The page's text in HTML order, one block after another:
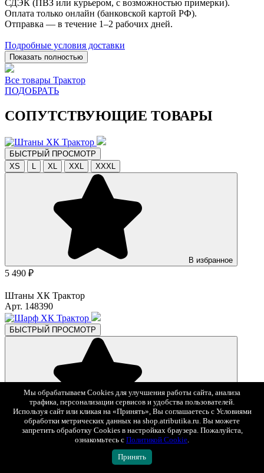
СДЭК (ПВЗ или курьером, с возможностью примерки).
Оплата только онлайн (банковской картой РФ).
Отправка — в течение 1–2 рабочих дней.
Подробные условия доставки
Показать полностью
Все товары Трактор
ПОДОБРАТЬ
СОПУТСТВУЮЩИЕ ТОВАРЫ
БЫСТРЫЙ ПРОСМОТР
XS
L XL XXL XXXL
В избранное
5 490 ₽
Штаны ХК Трактор
Арт. 148390
БЫСТРЫЙ ПРОСМОТР
В избранное
1 390 ₽
Мы обрабатываем Cookies для улучшения работы сайта, анализа
трафика, персонализации сервисов и удобства пользователей.
Используя сайт или кликая на «Принять», Вы соглашаетесь с Условиями
обработки метрических данных на shop.atributika.ru. Вы можете
запретить обработку Cookies в настройках браузера. Пожалуйста,
ознакомьтесь с Политикой Cookie.
Принять